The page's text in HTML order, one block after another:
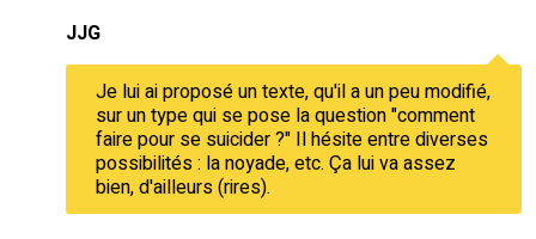
JJG
Je lui ai proposé un texte, qu'il a un peu modifié,
sur un type qui se pose la question "comment
faire pour se suicider ?" Il hésite entre diverses
possibilités : la noyade, etc. Ça lui va assez
bien, d'ailleurs (rires).